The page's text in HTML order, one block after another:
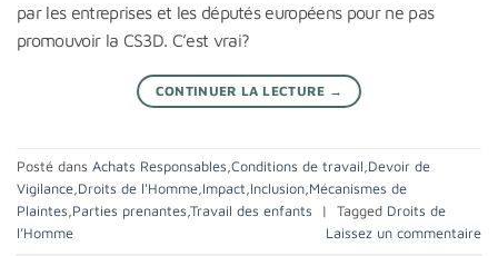
par les entreprises et les députés européens pour ne pas
promouvoir la CS3D. C’est vrai?
CONTINUER LA LECTURE →
Posté dans Achats Responsables,Conditions de travail,Devoir de
Vigilance,Droits de l'Homme,Impact,Inclusion,Mécanismes de
Plaintes,Parties prenantes,Travail des enfants | Tagged Droits de
l’Homme
Laissez un commentaire